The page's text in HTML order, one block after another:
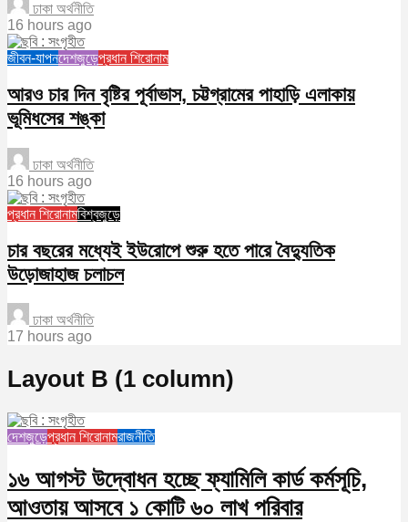
ঢাকা অর্থনীতি
16 hours ago
জীবন-যাপনদেশজুড়েপ্রধান শিরোনাম
আরও চার দিন বৃষ্টির পূর্বাভাস, চট্টগ্রামের পাহাড়ি এলাকায়
ভূমিধসের শঙ্কা
ঢাকা অর্থনীতি
16 hours ago
প্রধান শিরোনামবিশ্বজুড়ে
চার বছরের মধ্যেই ইউরোপে শুরু হতে পারে বৈদ্যুতিক
উড়োজাহাজ চলাচল
ঢাকা অর্থনীতি
17 hours ago
Layout B (1 column)
দেশজুড়েপ্রধান শিরোনামরাজনীতি
১৬ আগস্ট উদ্বোধন হচ্ছে ফ্যামিলি কার্ড কর্মসূচি,
আওতায় আসবে ১ কোটি ৬০ লাখ পরিবার